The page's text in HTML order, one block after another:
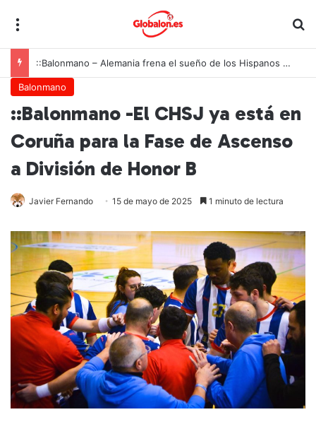
::Balonmano – Alemania frena el sueño de los Hispanos Juveniles, que lucharán ahora por el bronce europeo
Balonmano
::Balonmano -El CHSJ ya está en
Coruña para la Fase de Ascenso
a División de Honor B
Javier Fernando 15 de mayo de 2025 1 minuto de lectura